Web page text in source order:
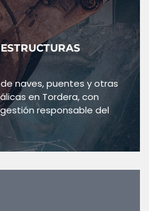
naves, puentes y otras
en Tordera, con
responsable del